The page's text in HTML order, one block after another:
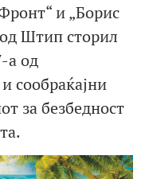
и „Борис
Штип сторил
а од
сообраќајни
за безбедност